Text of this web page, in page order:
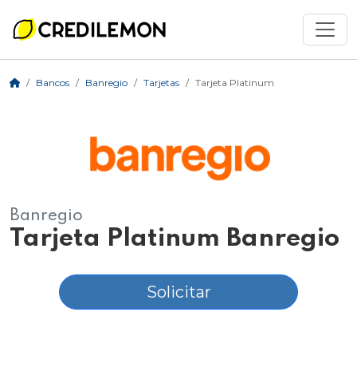
Bancos Banregio Tarjetas Tarjeta Platinum
Banregio
Tarjeta Platinum Banregio
Solicitar